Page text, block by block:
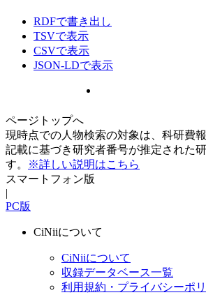
RDFで書き出し
TSVで表示
CSVで表示
JSON-LDで表示
ページトップへ
現時点での人物検索の対象は、科研費報
記載に基づき研究者番号が推定された
す。
※詳しい説明はこちら
スマートフォン版
|
PC版
CiNiiについて
CiNiiについて
収録データベース一覧
利用規約・プライバシーポ